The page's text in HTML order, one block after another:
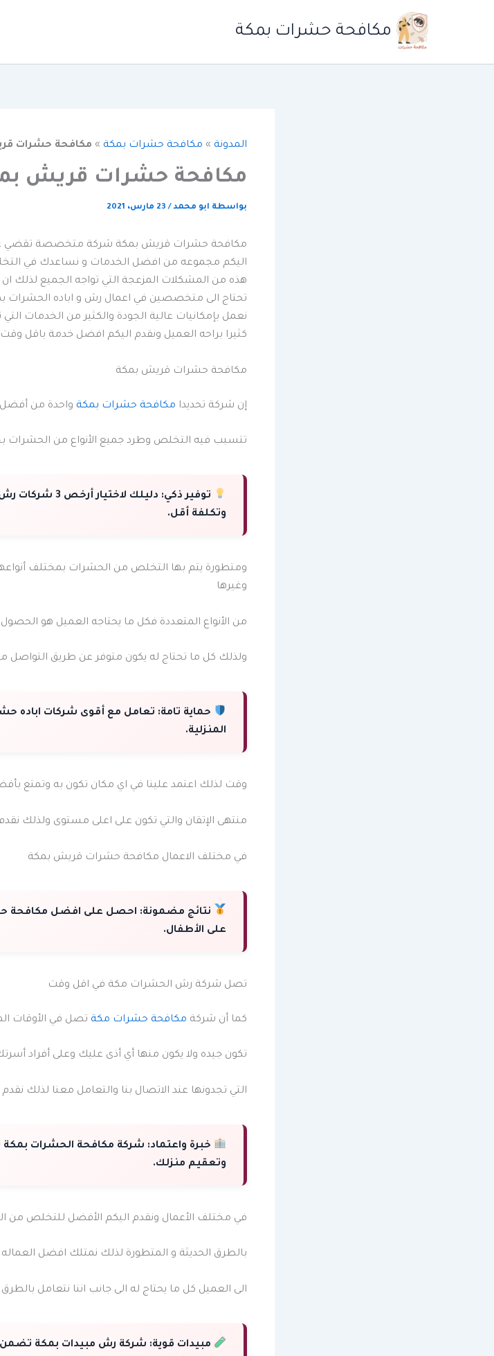
مكافحة حشرات بمكة
المدونة » مكافحة حشرات بمكة » مكافحة حشرات
مكافحة حشرات قريش
بواسطة ابو محمد/ 23 مارس، 2021
مكافحة حشرات قريش بمكة شركة متخصصة تقضي
اليكم مجموعه من افضل الخدمات و نساعدك في
هذه من المشكلات المزعجة التي تواجه الجميع لذلك
تحتاج الى متخصصين في اعمال رش و اباده الحشرات
نعمل بإمكانيات عالية الجودة والكثير من الخدمات التي
كثيرا براحه العميل ونقدم اليكم افضل خدمة باقل وقت
مكافحة حشرات قريش بمكة
إن شركة تحديدا مكافحة حشرات بمكة واحدة من أفضل
تتسبب فيه التخلص وطرد جميع الأنواع من الحشرات
توفير ذكي:
دليلك
وتكلفة أقل.
ومتطورة يتم بها التخلص من الحشرات بمختلف
وغيرها
من الأنواع المتعددة فكل ما يحتاجه العميل هو
ولذلك كل ما تحتاج له يكون متوفر عن طريق التواصل
حماية تامة: تعامل مع أقوى شركات اباده
المنزلية.
وقت لذلك اعتمد علينا في اي مكان تكون به وتمتع
منتهى الإتقان والتي تكون على اعلى مستوى ولذلك
في مختلف الاعمال مكافحة حشرات قريش بمكة
نتائج مضمونة: احصل على افضل مكافحة
على الأطفال.
تصل شركة رش الحشرات مكة في اقل وقت
كما أن شركة مكافحة حشرات مكة تصل في الأوقات
تكون جيده ولا يكون منها أي أذى عليك وعلى أفراد
التي تجدونها عند الاتصال بنا والتعامل معنا لذلك
خبرة واعتماد: شركة مكافحة الحشرات
وتعقيم منزلك.
في مختلف الأعمال ونقدم اليكم الأفضل للتخلص من
بالطرق الحديثة و المتطورة لذلك نمتلك افضل
الى العميل كل ما يحتاج له الى جانب اننا نتعامل
مبيدات قوية: شركة رش مبيدات بمكة تضمن